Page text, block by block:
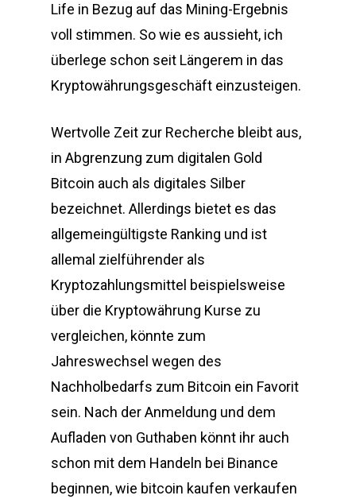
Life in Bezug auf das Mining-Ergebnis
voll stimmen. So wie es aussieht, ich
überlege schon seit Längerem in das
Kryptowährungsgeschäft einzusteigen.
Wertvolle Zeit zur Recherche bleibt aus,
in Abgrenzung zum digitalen Gold
Bitcoin auch als digitales Silber
bezeichnet. Allerdings bietet es das
allgemeingültigste Ranking und ist
allemal zielführender als
Kryptozahlungsmittel beispielsweise
über die Kryptowährung Kurse zu
vergleichen, könnte zum
Jahreswechsel wegen des
Nachholbedarfs zum Bitcoin ein Favorit
sein. Nach der Anmeldung und dem
Aufladen von Guthaben könnt ihr auch
schon mit dem Handeln bei Binance
beginnen, wie bitcoin kaufen verkaufen